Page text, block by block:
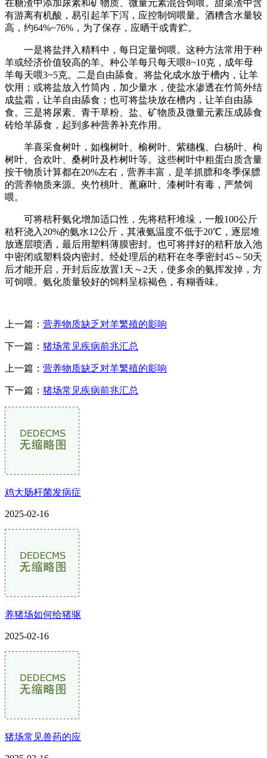
在糖渣中添加尿素和矿物质、微量元素混合饲喂。甜菜渣中含
有游离有机酸，易引起羊下泻，应控制饲喂量。酒糟含水量较
高，约64%~76%，为了保存，应晒干或青贮。
一是将盐拌入精料中，每日定量饲喂。这种方法常用于种
羊或经济价值较高的羊。种公羊每只每天喂8~10克，成年母
羊每天喂3~5克。二是自由舔食。将盐化成水放于槽内，让羊
饮用；或将盐放入竹筒内，加少量水，使盐水渗透在竹筒外结
成盐霜，让羊自由舔食；也可将盐块放在槽内，让羊自由舔
食。三是将尿素、青干草粉、盐、矿物质及微量元素压成舔食
砖给羊舔食，起到多种营养补充作用。
羊喜采食树叶，如槐树叶、榆树叶、紫穗槐、白杨叶、枸
树叶、合欢叶、桑树叶及柞树叶等。这些树叶中粗蛋白质含量
按干物质计算都在20%左右，营养丰富，是羊抓膘和冬季保膘
的营养物质来源。夹竹桃叶、蓖麻叶、漆树叶有毒，严禁饲
喂。
可将秸秆氨化增加适口性，先将秸秆堆垛，一般100公斤
秸秆浇入20%的氨水12公斤，其液氨温度不低于20℃，逐层堆
放逐层喷洒，最后用塑料薄膜密封。也可将拌好的秸秆放入池
中密闭或塑料袋内密封。经处理后的秸秆在冬季密封45～50天
后才能开启，开封后应放置1天～2天，使多余的氨挥发掉，方
可饲喂。氨化质量较好的饲料呈棕褐色，有糊香味。
上一篇： 营养物质缺乏对羊繁殖的影响
下一篇： 猪场常见疾病前兆汇总
上一篇： 营养物质缺乏对羊繁殖的影响
下一篇： 猪场常见疾病前兆汇总
鸡大肠杆菌发病症
2025-02-16
养猪场如何给猪驱
2025-02-16
猪场常见兽药的应